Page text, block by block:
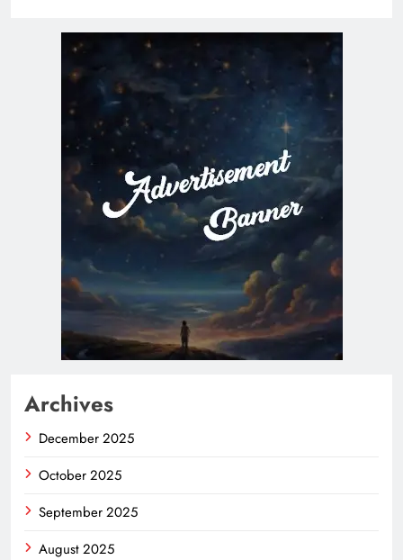
Archives
December 2025
October 2025
September 2025
August 2025